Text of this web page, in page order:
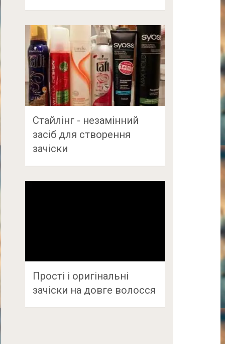
Стайлінг - незамінний
засіб для створення
зачіски
Прості і оригінальні
зачіски на довге волосся